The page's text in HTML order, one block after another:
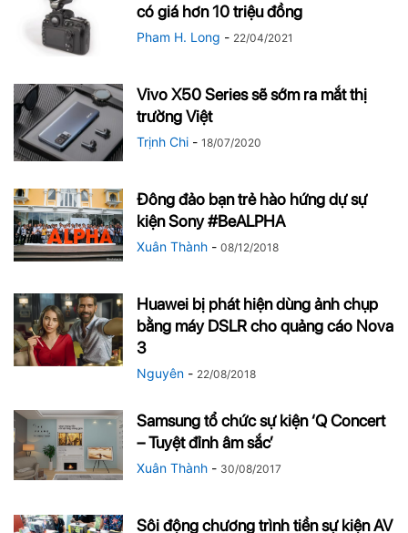
có giá hơn 10 triệu đồng
Pham H. Long - 22/04/2021
Vivo X50 Series sẽ sớm ra mắt thị
trường Việt
Trịnh Chi - 18/07/2020
Đông đảo bạn trẻ hào hứng dự sự
kiện Sony #BeALPHA
Xuân Thành - 08/12/2018
Huawei bị phát hiện dùng ảnh chụp
bằng máy DSLR cho quảng cáo Nova
3
Nguyên - 22/08/2018
Samsung tổ chức sự kiện ‘Q Concert
– Tuyệt đỉnh âm sắc’
Xuân Thành - 30/08/2017
Sôi động chương trình tiền sự kiện AV